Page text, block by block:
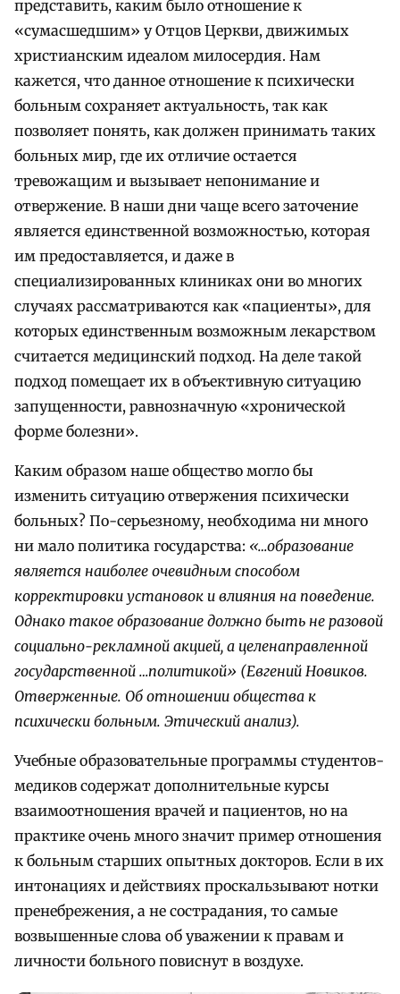
представить, каким было отношение к
«сумасшедшим» у Отцов Церкви, движимых
христианским идеалом милосердия. Нам
кажется, что данное отношение к психически
больным сохраняет актуальность, так как
позволяет понять, как должен принимать таких
больных мир, где их отличие остается
тревожащим и вызывает непонимание и
отвержение. В наши дни чаще всего заточение
является единственной возможностью, которая
им предоставляется, и даже в
специализированных клиниках они во многих
случаях рассматриваются как «пациенты», для
которых единственным возможным лекарством
считается медицинский подход. На деле такой
подход помещает их в объективную ситуацию
запущенности, равнозначную «хронической
форме болезни».
Каким образом наше общество могло бы
изменить ситуацию отвержения психически
больных? По-серьезному, необходима ни много
ни мало политика государства: «…образование
является наиболее очевидным способом
корректировки установок и влияния на поведение.
Однако такое образование должно быть не разовой
социально-рекламной акцией, а целенаправленной
государственной …политикой» (Евгений Новиков.
Отверженные. Об отношении общества к
психически больным. Этический анализ).
Учебные образовательные программы студентов-
медиков содержат дополнительные курсы
взаимоотношения врачей и пациентов, но на
практике очень много значит пример отношения
к больным старших опытных докторов. Если в их
интонациях и действиях проскальзывают нотки
пренебрежения, а не сострадания, то самые
возвышенные слова об уважении к правам и
личности больного повиснут в воздухе.